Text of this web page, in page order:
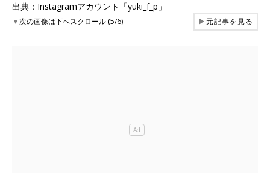
出典：Instagramアカウント「yuki_f_p」
▼次の画像は下へスクロール (5/6) ▶元記事を見る